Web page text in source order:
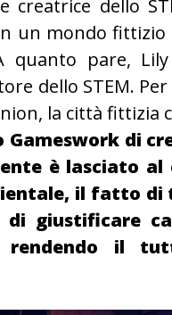
creatrice dello
un mondo
quanto pare,
dello STEM.
la città fittizia
Gameswork di
è lasciato
il fatto di
di giustificare
rendendo il